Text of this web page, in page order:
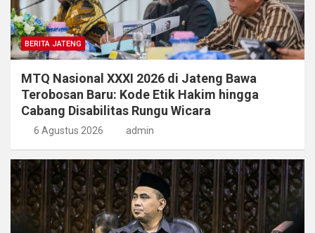
BERITA JATENG
MTQ Nasional XXXI 2026 di Jateng Bawa
Terobosan Baru: Kode Etik Hakim hingga
Cabang Disabilitas Rungu Wicara
6 Agustus 2026 admin